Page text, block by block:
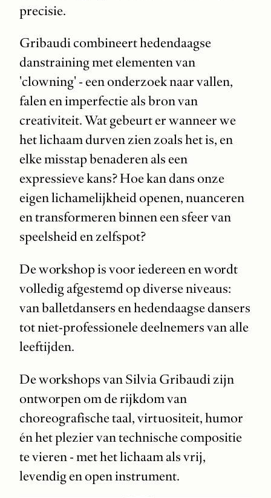
precisie.
Gribaudi combineert hedendaagse
danstraining met elementen van
'clowning' - een onderzoek naar vallen,
falen en imperfectie als bron van
creativiteit. Wat gebeurt er wanneer we
het lichaam durven zien zoals het is, en
elke misstap benaderen als een
expressieve kans? Hoe kan dans onze
eigen lichamelijkheid openen, nuanceren
en transformeren binnen een sfeer van
speelsheid en zelfspot?
De workshop is voor iedereen en wordt
volledig afgestemd op diverse niveaus:
van balletdansers en hedendaagse dansers
tot niet-professionele deelnemers van alle
leeftijden.
De workshops van Silvia Gribaudi zijn
ontworpen om de rijkdom van
choreografische taal, virtuositeit, humor
én het plezier van technische compositie
te vieren - met het lichaam als vrij,
levendig en open instrument.